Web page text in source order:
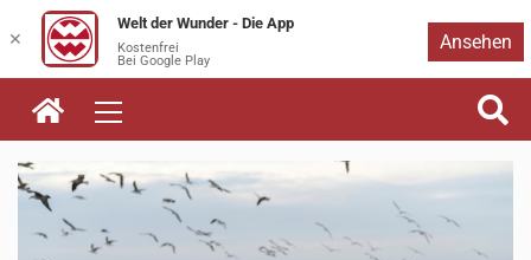
Zum
Inhalt
springen
✕
Welt der Wunder - Die App
Kostenfrei
Bei Google Play
Ansehen